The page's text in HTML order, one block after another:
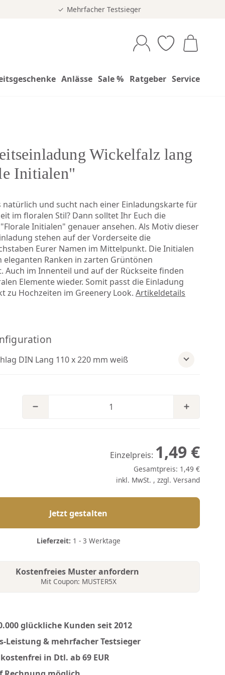
Mehrfacher Testsieger
Anlässe Sale % Ratgeber Service
Wickelfalz lang
Initialen"
natürlich und sucht nach einer Einladungskarte für
im floralen Stil? Dann solltet Ihr Euch die
Initialen" genauer ansehen. Als Motiv dieser
stehen auf der Vorderseite die
Eurer Namen im Mittelpunkt. Die Initialen
eleganten Ranken in zarten Grüntönen
Auch im Innenteil und auf der Rückseite finden
Elemente wieder. Somit passt die Einladung
zu Hochzeiten im Greenery Look.Artikeldetails
DIN Lang 110 x 220 mm weiß
Einzelpreis: 1,49 €
Gesamtpreis: 1,49 €
inkl. MwSt. , zzgl. Versand
Jetzt gestalten
Lieferzeit: 1 - 3 Werktage
Kostenfreies Muster anfordern
Mit Coupon: MUSTER5X
glückliche Kunden seit 2012
Leistung & mehrfacher Testsieger
in Dtl. ab 69 EUR